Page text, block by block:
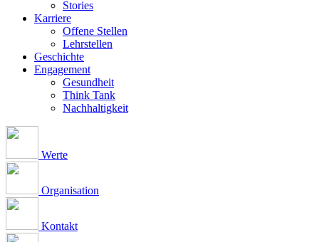
Stories
Karriere
Offene Stellen
Lehrstellen
Geschichte
Engagement
Gesundheit
Think Tank
Nachhaltigkeit
Werte
Organisation
Kontakt